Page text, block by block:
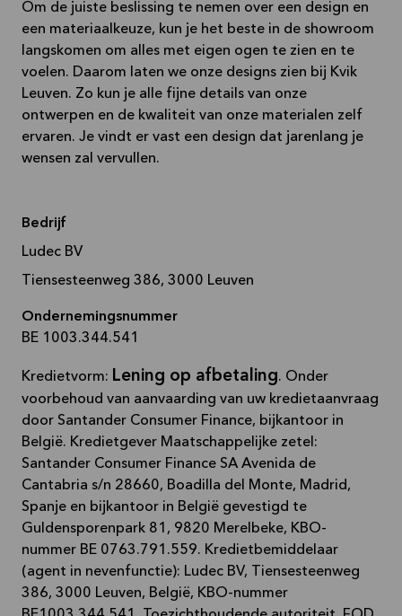
Om de juiste beslissing te nemen over een design en
een materiaalkeuze, kun je het beste in de showroom
langskomen om alles met eigen ogen te zien en te
voelen. Daarom laten we onze designs zien bij Kvik
Leuven. Zo kun je alle fijne details van onze
ontwerpen en de kwaliteit van onze materialen zelf
ervaren. Je vindt er vast een design dat jarenlang je
wensen zal vervullen.
Bedrijf
Ludec BV
Tiensesteenweg 386, 3000 Leuven
Ondernemingsnummer
BE 1003.344.541
Kredietvorm: Lening op afbetaling. Onder
voorbehoud van aanvaarding van uw kredietaanvraag
door Santander Consumer Finance, bijkantoor in
België. Kredietgever Maatschappelijke zetel:
Santander Consumer Finance SA Avenida de
Cantabria s/n 28660, Boadilla del Monte, Madrid,
Spanje en bijkantoor in België gevestigd te
Guldensporenpark 81, 9820 Merelbeke, KBO-
nummer BE 0763.791.559. Kredietbemiddelaar
(agent in nevenfunctie): Ludec BV, Tiensesteenweg
386, 3000 Leuven, België, KBO-nummer